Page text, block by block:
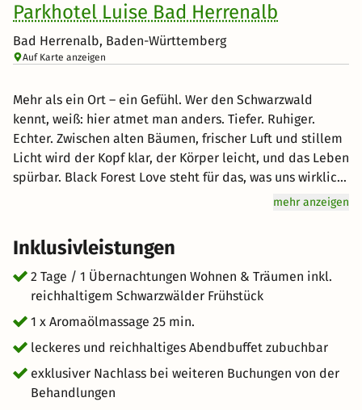
Parkhotel Luise Bad Herrenalb
Bad Herrenalb, Baden-Württemberg
Auf Karte anzeigen
Mehr als ein Ort – ein Gefühl. Wer den Schwarzwald
kennt, weiß: hier atmet man anders. Tiefer. Ruhiger.
Echter. Zwischen alten Bäumen, frischer Luft und stillem
Licht wird der Kopf klar, der Körper leicht, und das Leben
spürbar. Black Forest Love steht für das, was uns wirklich
gut tut: Echte Natur. Reines Wasser. Weite Wälder. Stille
nichts künstlich. Nur du – und das, was zählt. Du wirst es
merken: Schon nach wenigen Stunden kommt die Kraft
zurück. Die Gedanken sortieren sich. Und das Herz wird
leicht. Komm an. Lass los. Und finde zurück – zu dir
selbst.
mehr anzeigen
Inklusivleistungen
2 Tage / 1 Übernachtungen Wohnen & Träumen inkl.
reichhaltigem Schwarzwälder Frühstück
1 x Aromaölmassage 25 min.
leckeres und reichhaltiges Abendbuffet zubuchbar
exklusiver Nachlass bei weiteren Buchungen von der
Behandlungen